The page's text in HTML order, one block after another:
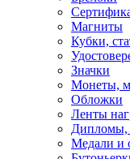
Магниты
Кубки,
Значки
Монеты,
Обложки
Ленты
Дипломы,
Медали и